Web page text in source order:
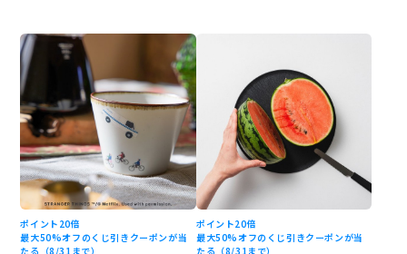
ポイント20倍
最大50%オフのくじ引きクーポンが当
たる（8/31まで）
ポイント20倍
最大50%オフのくじ引きクーポンが当
たる（8/31まで）